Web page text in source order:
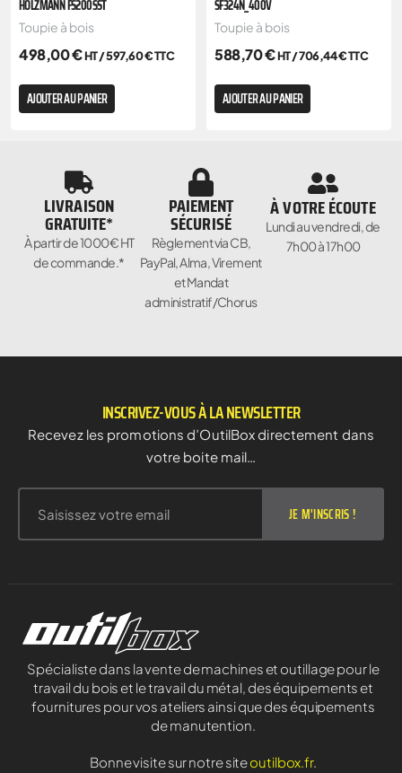
HOLZMANN FS200SST
Toupie à bois
498,00€HT /597,60€TTC
AJOUTER AU PANIER
SF324N_400V
Toupie à bois
588,70€HT /706,44€TTC
AJOUTER AU PANIER
LIVRAISON
GRATUITE*
À partir de 1000€ HT
de commande.*
PAIEMENT
SÉCURISÉ
Règlement via CB,
PayPal, Alma, Virement
et Mandat
administratif/Chorus
À VOTRE ÉCOUTE
Lundi au vendredi, de
7h00 à 17h00
INSCRIVEZ-VOUS À LA NEWSLETTER
Recevez les promotions d’OutilBox directement dans
votre boite mail…
JE M'INSCRIS !
Spécialiste dans la vente de machines et outillage pour le
travail du bois et le travail du métal, des équipements et
fournitures pour vos ateliers ainsi que des équipements
de manutention.
Bonne visite sur notre siteoutilbox.fr.